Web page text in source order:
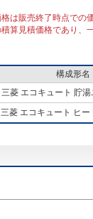
は販売終了時点での価
算見積価格であり、
構成形名
三菱 エコキュート 貯湯
三菱 エコキュート ヒー